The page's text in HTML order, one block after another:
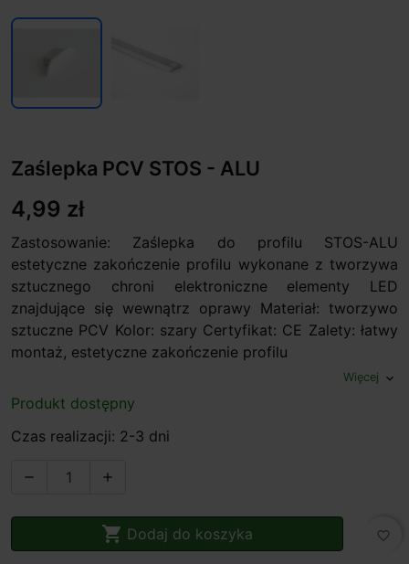
Zaślepka PCV STOS - ALU
4,99 zł
Zastosowanie: Zaślepka do profilu STOS-ALU
estetyczne zakończenie profilu wykonane z tworzywa
sztucznego chroni elektroniczne elementy LED
znajdujące się wewnątrz oprawy Materiał: tworzywo
sztuczne PCV Kolor: szary Certyfikat: CE Zalety: łatwy
montaż, estetyczne zakończenie profilu
Więcej expand_more
Produkt dostępny
Czas realizacji: 2-3 dni
 
 Dodaj do koszyka favorite_border